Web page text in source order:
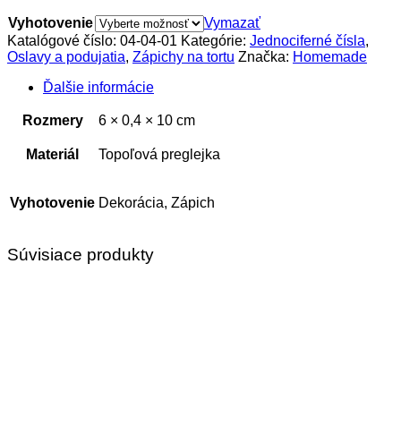
Vyhotovenie
Vymazať
Katalógové číslo: 04-04-01 Kategórie: Jednociferné čísla,
Oslavy a podujatia, Zápichy na tortu Značka: Homemade
Ďalšie informácie
Rozmery 6 × 0,4 × 10 cm
Materiál Topoľová preglejka
Vyhotovenie Dekorácia, Zápich
Súvisiace produkty